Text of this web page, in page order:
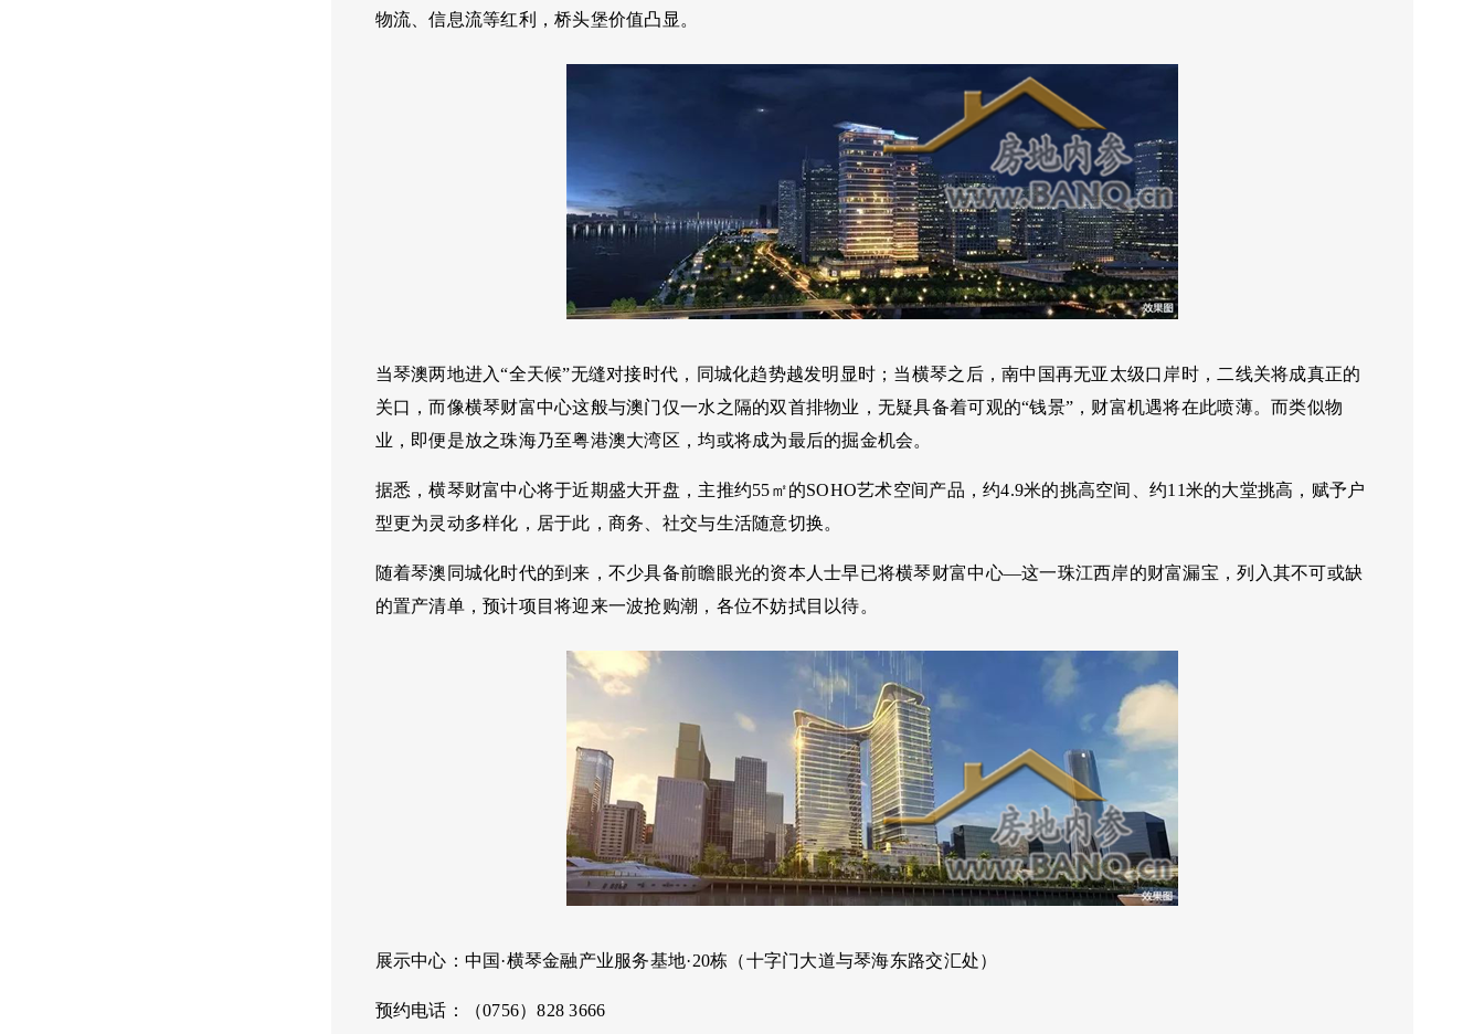
物流、信息流等红利，桥头堡价值凸显。
当琴澳两地进入“全天候”无缝对接时代，同城化趋势越发明显时；当横琴之后，南中国再无亚太级口岸时，二线关将成真正的
关口，而像横琴财富中心这般与澳门仅一水之隔的双首排物业，无疑具备着可观的“钱景”，财富机遇将在此喷薄。而类似物
业，即便是放之珠海乃至粤港澳大湾区，均或将成为最后的掘金机会。
据悉，横琴财富中心将于近期盛大开盘，主推约55㎡的SOHO艺术空间产品，约4.9米的挑高空间、约11米的大堂挑高，赋予户
型更为灵动多样化，居于此，商务、社交与生活随意切换。
随着琴澳同城化时代的到来，不少具备前瞻眼光的资本人士早已将横琴财富中心—这一珠江西岸的财富漏宝，列入其不可或缺
的置产清单，预计项目将迎来一波抢购潮，各位不妨拭目以待。
展示中心：中国·横琴金融产业服务基地·20栋（十字门大道与琴海东路交汇处）
预约电话：（0756）828 3666